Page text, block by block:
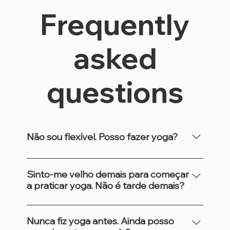
Frequently
asked
questions
Não sou flexível. Posso fazer yoga?
Sim, com certeza! Qualquer um pode fazer
yoga, independentemente da sua
flexibilidade. As aulas de yoga são projetadas
nível. Você não precisa ser flexível para
Sinto-me velho demais para começar
a praticar yoga. Não é tarde demais?
Nunca é tarde para começar a praticar yoga.
Não importa sua idade, o mais importante é
Nunca fiz yoga antes. Ainda posso